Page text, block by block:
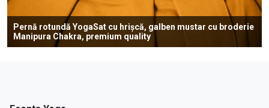
Pernă rotundă YogaSat cu hrișcă, galben mustar cu broderie
Manipura Chakra, premium quality